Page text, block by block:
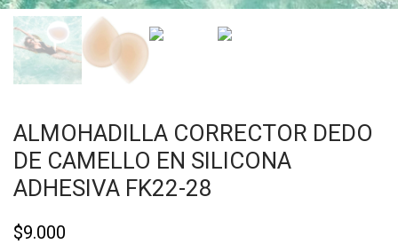
ALMOHADILLA CORRECTOR DEDO
DE CAMELLO EN SILICONA
ADHESIVA FK22-28
$9.000